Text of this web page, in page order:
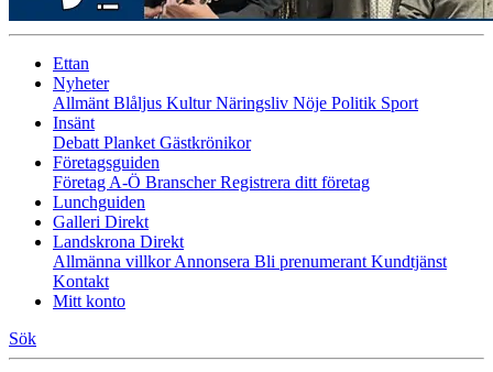
Ettan
Nyheter
Allmänt Blåljus KulturNäringsliv Nöje Politik Sport
Insänt
Debatt Planket Gästkrönikor
Företagsguiden
Företag A-Ö BranscherRegistrera ditt företag
Lunchguiden
Galleri Direkt
Landskrona Direkt
Allmänna villkorAnnonsera Bli prenumerant Kundtjänst
Kontakt
Mitt konto
Sök